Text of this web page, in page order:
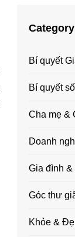
Category
Bí quyết
Bí quyết
Cha mẹ &
Doanh
Gia đình &
Góc thư
Khỏe &